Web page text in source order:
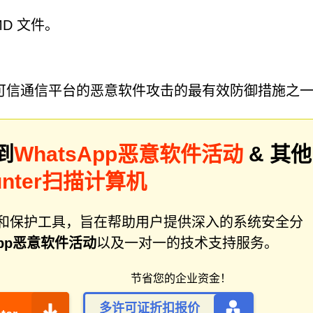
文件。
通信平台的恶意软件攻击的最有效防御措施之
WhatsApp恶意软件活动 & 其他
扫描计算机
保护工具，旨在帮助用户提供深入的系统安全分
恶意软件活动以及一对一的技术支持服务。
节省您的企业资金！
多许可证折扣报价